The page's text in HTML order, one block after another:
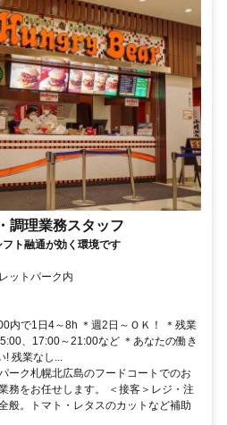
調理業務スタッフ
ト融通が効く環境です
ットパーク内
内で1日4～8h ＊週2日～ＯＫ！ ＊残業
、17:00～21:00など ＊あなたの働き
! 残業なし...
ーク札幌北広島のフードコートでのお
務をお任せします。 ＜接客＞レジ・注
般。トマト・レタスのカットなど補助